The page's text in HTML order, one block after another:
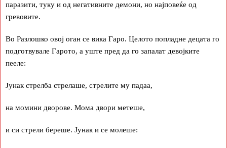
паразити, туку и од негативните демони, но најповеќе од
гревовите.
Во Разлошко овој оган се вика Гаро. Целото попладне децата го
подготвувале Гарото, а уште пред да го запалат девојките
пееле:
Јунак стрелба стрелаше, стрелите му падаа,
на момини дворове. Мома двори метеше,
и си стрели береше. Јунак и се молеше: